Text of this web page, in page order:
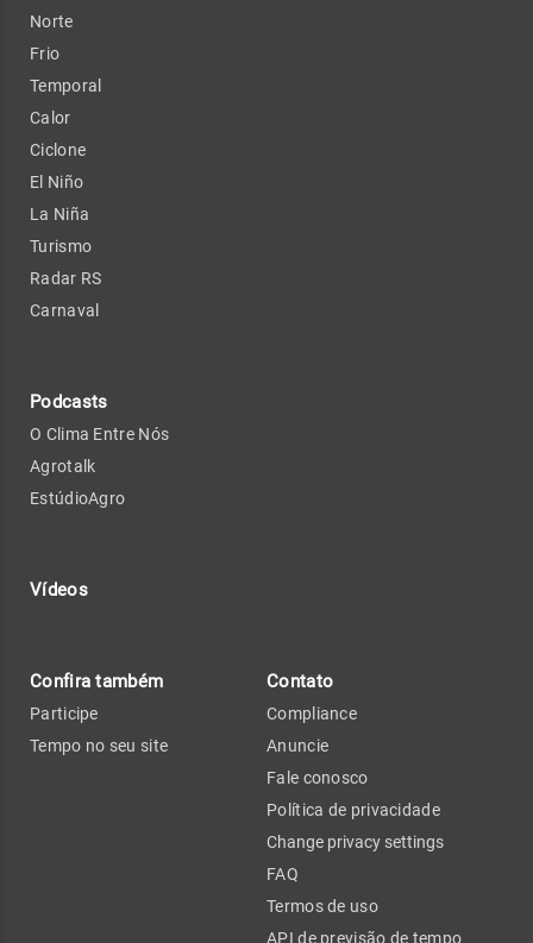
Norte
Frio
Temporal
Calor
Ciclone
El Niño
La Niña
Turismo
Radar RS
Carnaval
Podcasts
O Clima Entre Nós
Agrotalk
EstúdioAgro
Vídeos
Confira também
Participe
Tempo no seu site
Contato
Compliance
Anuncie
Fale conosco
Política de privacidade
Change privacy settings
FAQ
Termos de uso
API de previsão de tempo